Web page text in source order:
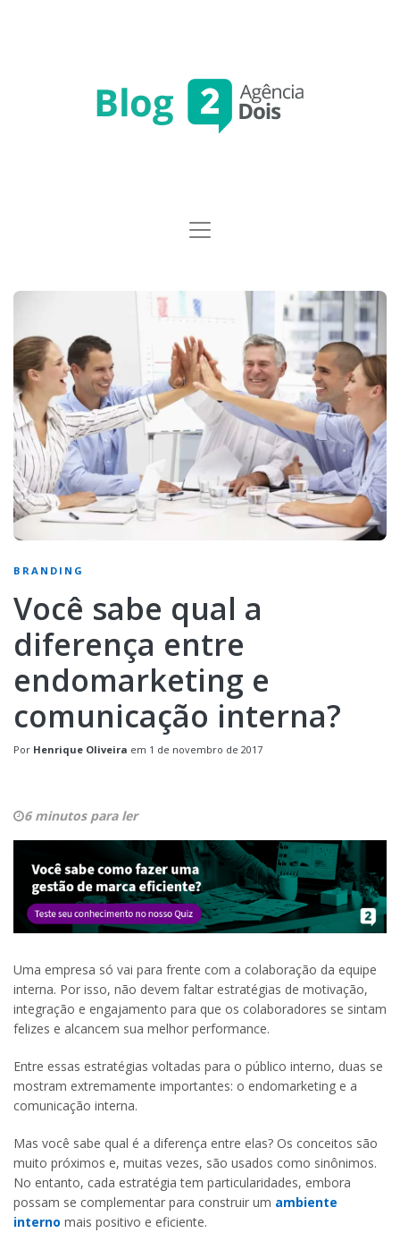
BRANDING
Você sabe qual a
diferença entre
endomarketing e
comunicação interna?
Por Henrique Oliveira em 1 de novembro de 2017
6 minutos para ler
Uma empresa só vai para frente com a colaboração da equipe
interna. Por isso, não devem faltar estratégias de motivação,
integração e engajamento para que os colaboradores se sintam
felizes e alcancem sua melhor performance.
Entre essas estratégias voltadas para o público interno, duas se
mostram extremamente importantes: o endomarketing e a
comunicação interna.
Mas você sabe qual é a diferença entre elas? Os conceitos são
muito próximos e, muitas vezes, são usados como sinônimos.
No entanto, cada estratégia tem particularidades, embora
possam se complementar para construir um ambiente
interno mais positivo e eficiente.